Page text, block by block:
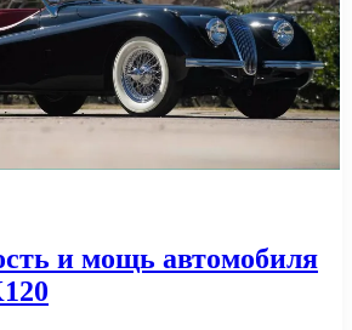
и мощь автомобиля